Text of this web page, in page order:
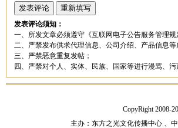
发表评论须知：
一、所发文章必须遵守《互联网电子公告服务管理规
二、严禁发布供求代理信息、公司介绍、产品信息等
三、严禁恶意重复发帖；
四、严禁对个人、实体、民族、国家等进行漫骂、污
CopyRight 2008-
主办：东方之光文化传播中心 、